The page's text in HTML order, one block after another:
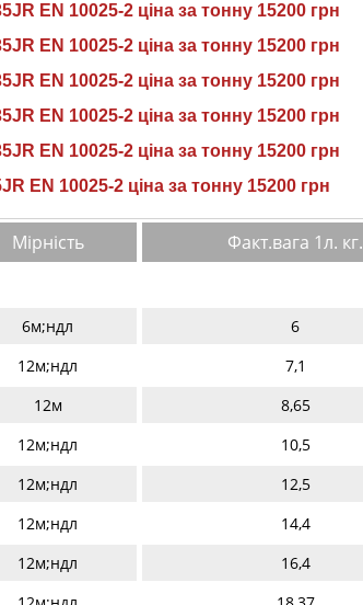
EN 10025-2 ціна за тонну 15200 грн
EN 10025-2 ціна за тонну 15200 грн
EN 10025-2 ціна за тонну 15200 грн
EN 10025-2 ціна за тонну 15200 грн
EN 10025-2 ціна за тонну 15200 грн
EN 10025-2 ціна за тонну 15200 грн
Мірність Факт.вага 1л. кг.
6м;ндл 6
12м;ндл 7,1
12м 8,65
12м;ндл 10,5
12м;ндл 12,5
12м;ндл 14,4
12м;ндл 16,4